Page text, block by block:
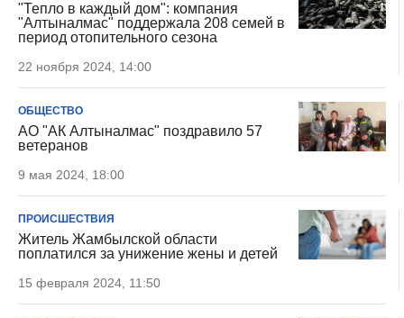
"Тепло в каждый дом": компания
"Алтыналмас" поддержала 208 семей в
период отопительного сезона
22 ноября 2024, 14:00
ОБЩЕСТВО
АО "АК Алтыналмас" поздравило 57
ветеранов
9 мая 2024, 18:00
ПРОИСШЕСТВИЯ
Житель Жамбылской области
поплатился за унижение жены и детей
15 февраля 2024, 11:50